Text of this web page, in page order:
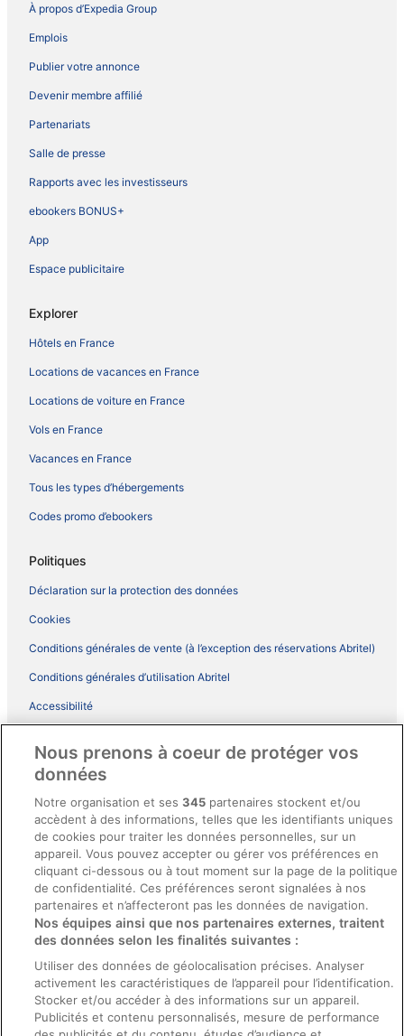
À propos d’Expedia Group
Emplois
Publier votre annonce
Devenir membre affilié
Partenariats
Salle de presse
Rapports avec les investisseurs
ebookers BONUS+
App
Espace publicitaire
Explorer
Hôtels en France
Locations de vacances en France
Locations de voiture en France
Vols en France
Vacances en France
Tous les types d’hébergements
Codes promo d’ebookers
Politiques
Déclaration sur la protection des données
Cookies
Conditions générales de vente (à l’exception des réservations Abritel)
Conditions générales d’utilisation Abritel
Accessibilité
Conditions générales du programme BONUS+ d’ebookers
Directives de contenu et signalement de contenus
Aide
Soutien
Annuler votre réservation d’hôtel ou de propriété de vacances
Échéances de remboursement
Utiliser un coupon ebookers
Nous prenons à coeur de protéger vos
données
Notre organisation et ses345 partenaires stockent et/ou
accèdent à des informations, telles que les identifiants uniques
de cookies pour traiter les données personnelles, sur un
appareil. Vous pouvez accepter ou gérer vos préférences en
cliquant ci-dessous ou à tout moment sur la page de la politique
de confidentialité. Ces préférences seront signalées à nos
partenaires et n’affecteront pas les données de navigation.
Nos équipes ainsi que nos partenaires externes, traitent
des données selon les finalités suivantes :
Utiliser des données de géolocalisation précises. Analyser
activement les caractéristiques de l’appareil pour l’identification.
Stocker et/ou accéder à des informations sur un appareil.
Publicités et contenu personnalisés, mesure de performance